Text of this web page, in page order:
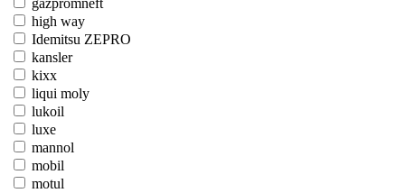
gazpromneft
high way
Idemitsu ZEPRO
kansler
kixx
liqui moly
lukoil
luxe
mannol
mobil
motul